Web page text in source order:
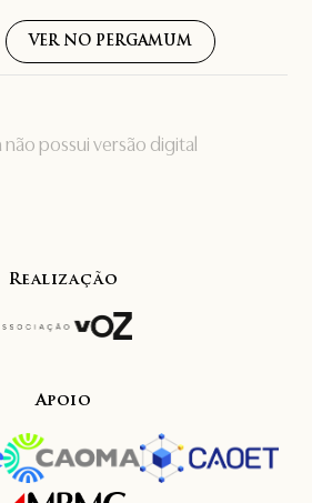
não possui versão digital
VER NO PERGAMUM
Realização
Apoio